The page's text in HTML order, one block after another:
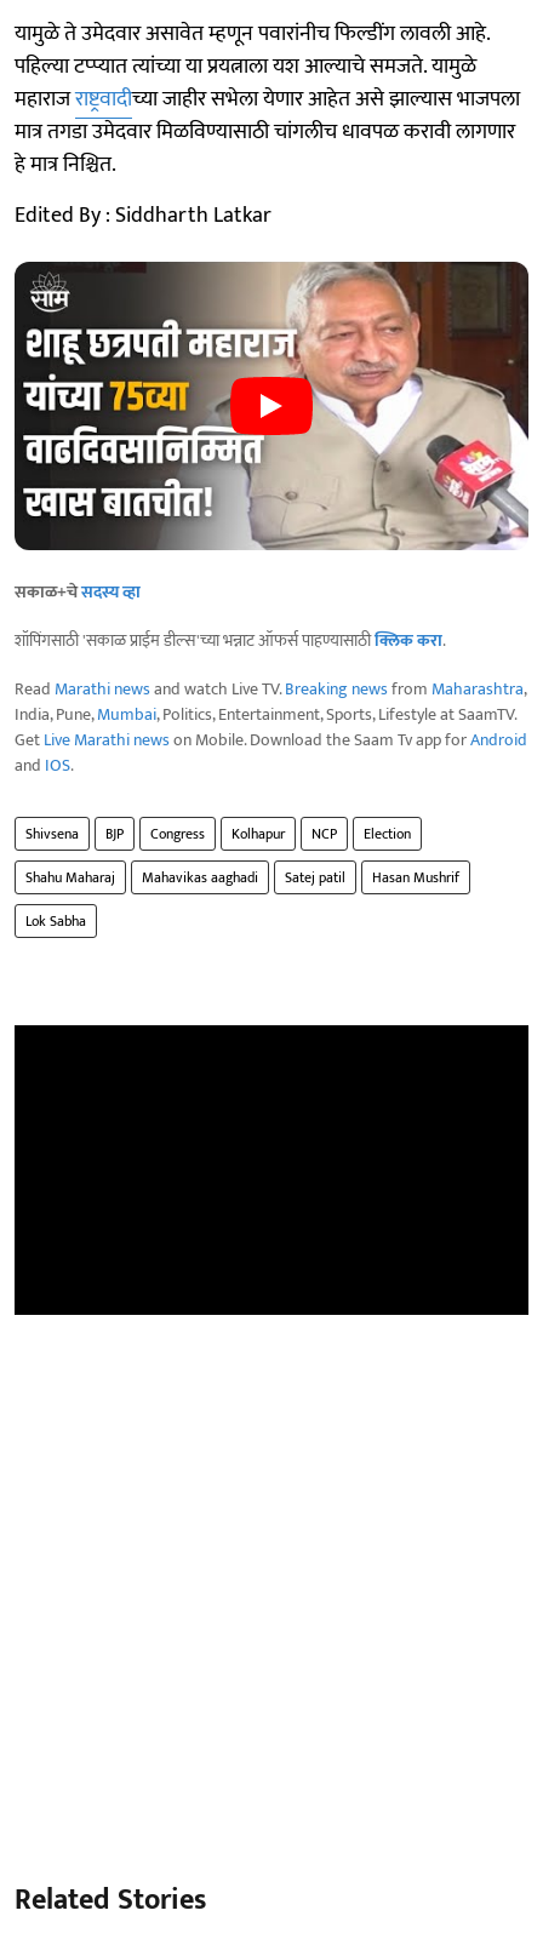
यामुळे ते उमेदवार असावेत म्हणून पवारांनीच फिल्डींग लावली आहे.
पहिल्या टप्प्यात त्यांच्या या प्रयत्नाला यश आल्याचे समजते. यामुळे
महाराजराष्ट्रवादीच्या जाहीर सभेला येणार आहेत असे झाल्यास भाजपला
मात्र तगडा उमेदवार मिळविण्यासाठी चांगलीच धावपळ करावी लागणार
हे मात्र निश्चित.
Edited By : Siddharth Latkar
सकाळ+चेसदस्य व्हा
शॉपिंगसाठी 'सकाळ प्राईम डील्स'च्या भन्नाट ऑफर्स पाहण्यासाठीक्लिक करा.
Read Marathi newsand watch Live TV.Breaking newsfrom Maharashtra,
India, Pune,Mumbai, Politics, Entertainment, Sports, Lifestyle at SaamTV.
GetLive Marathi newson Mobile. Download the Saam Tv app forAndroid
and IOS.
Shivsena BJP Congress Kolhapur NCP
Election
Shahu Maharaj
Mahavikas aaghadi Satej patil
Hasan Mushrif
Lok Sabha
Related Stories